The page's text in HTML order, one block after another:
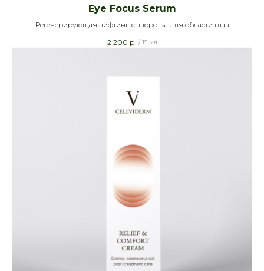
Eye Focus Serum
Регенерирующая лифтинг-сыворотка для области глаз
2 200 р. / 15 мл